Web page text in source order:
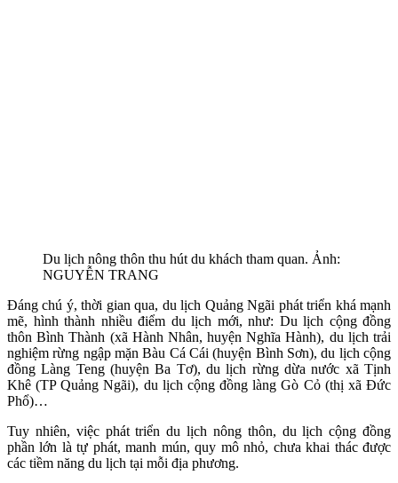
Du lịch nông thôn thu hút du khách tham quan. Ảnh:
NGUYỄN TRANG
Đáng chú ý, thời gian qua, du lịch Quảng Ngãi phát triển khá mạnh
mẽ, hình thành nhiều điểm du lịch mới, như: Du lịch cộng đồng
thôn Bình Thành (xã Hành Nhân, huyện Nghĩa Hành), du lịch trải
nghiệm rừng ngập mặn Bàu Cá Cái (huyện Bình Sơn), du lịch cộng
đồng Làng Teng (huyện Ba Tơ), du lịch rừng dừa nước xã Tịnh
Khê (TP Quảng Ngãi), du lịch cộng đồng làng Gò Cỏ (thị xã Đức
Phổ)…
Tuy nhiên, việc phát triển du lịch nông thôn, du lịch cộng đồng
phần lớn là tự phát, manh mún, quy mô nhỏ, chưa khai thác được
các tiềm năng du lịch tại mỗi địa phương.